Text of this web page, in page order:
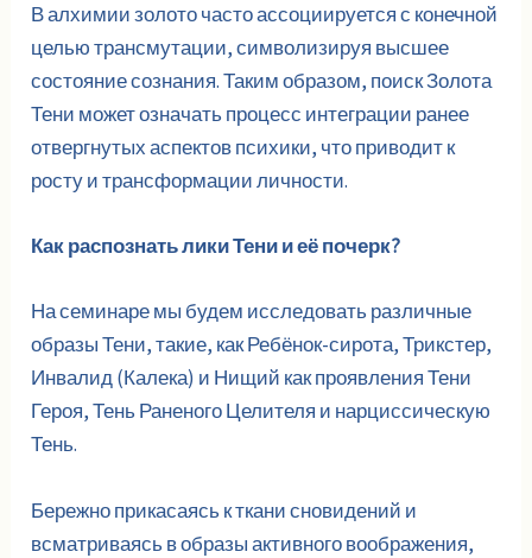
В алхимии золото часто ассоциируется с конечной
целью трансмутации, символизируя высшее
состояние сознания. Таким образом, поиск Золота
Тени может означать процесс интеграции ранее
отвергнутых аспектов психики, что приводит к
росту и трансформации личности.
Как распознать лики Тени и её почерк?
На семинаре мы будем исследовать различные
образы Тени, такие, как Ребёнок-сирота, Трикстер,
Инвалид (Калека) и Нищий как проявления Тени
Героя, Тень Раненого Целителя и нарциссическую
Тень.
Бережно прикасаясь к ткани сновидений и
всматриваясь в образы активного воображения,